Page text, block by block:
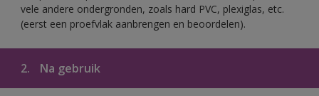
vele andere ondergronden, zoals hard PVC, plexiglas, etc.
(eerst een proefvlak aanbrengen en beoordelen).
2. Na gebruik